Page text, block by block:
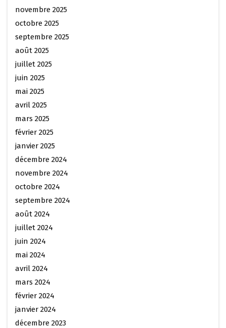
novembre 2025
octobre 2025
septembre 2025
août 2025
juillet 2025
juin 2025
mai 2025
avril 2025
mars 2025
février 2025
janvier 2025
décembre 2024
novembre 2024
octobre 2024
septembre 2024
août 2024
juillet 2024
juin 2024
mai 2024
avril 2024
mars 2024
février 2024
janvier 2024
décembre 2023